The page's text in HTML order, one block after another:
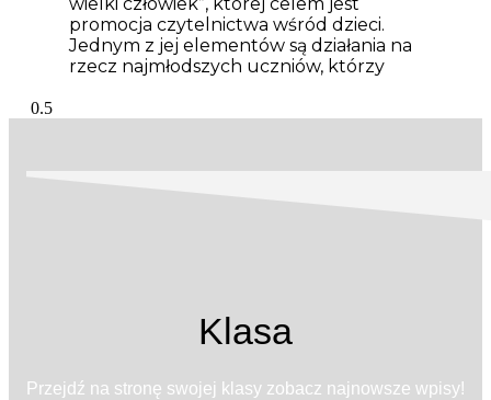
promocja czytelnictwa wśród dzieci.
Jednym z jej elementów są działania na
rzecz najmłodszych uczniów, którzy
Klasa
Przejdź na stronę swojej klasy zobacz najnowsze wpisy!